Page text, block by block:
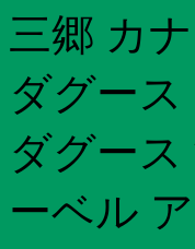
三郷 カ
ダグー
ダグー
ーベル